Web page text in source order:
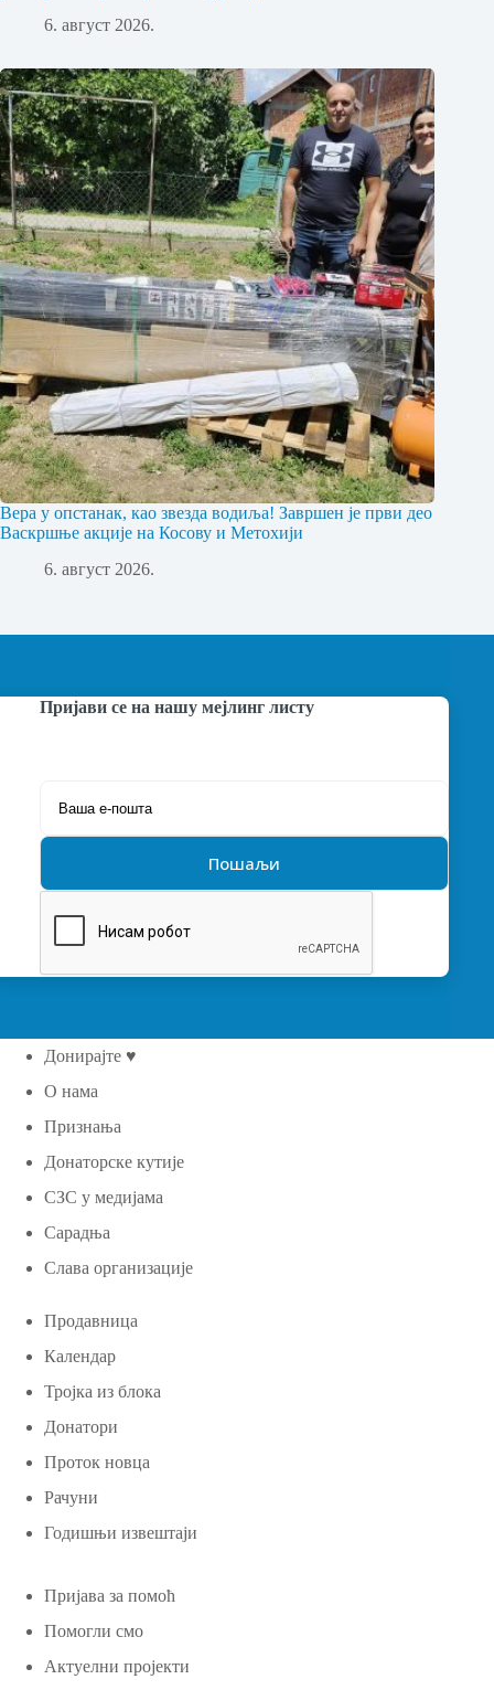
6. август 2026.
Вера у опстанак, као звезда водиља! Завршен је први део
Васкршње акције на Косову и Метохији
6. август 2026.
Пријави се на нашу мејлинг листу
Донирајте ♥
О нама
Признања
Донаторске кутије
СЗС у медијама
Сарадња
Слава организације
Продавница
Календар
Тројка из блока
Донатори
Проток новца
Рачуни
Годишњи извештаји
Пријава за помоћ
Помогли смо
Актуелни пројекти